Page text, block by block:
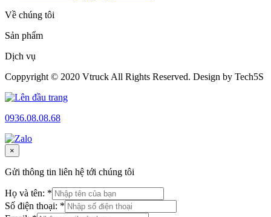
Về chúng tôi
Sản phẩm
Dịch vụ
Coppyright © 2020 Vtruck All Rights Reserved. Design by Tech5S
0936.08.08.68
×
Gửi thông tin liên hệ tới chúng tôi
Họ và tên: *
Số điện thoại: *